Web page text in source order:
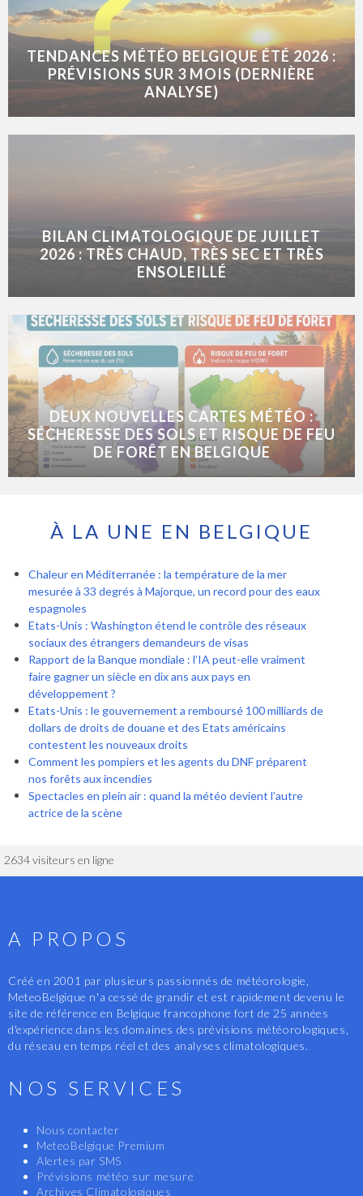
TENDANCES MÉTÉO BELGIQUE ÉTÉ 2026 :
PRÉVISIONS SUR 3 MOIS (DERNIÈRE
ANALYSE)
BILAN CLIMATOLOGIQUE DE JUILLET
2026 : TRÈS CHAUD, TRÈS SEC ET TRÈS
ENSOLEILLÉ
DEUX NOUVELLES CARTES MÉTÉO :
SÉCHERESSE DES SOLS ET RISQUE DE FEU
DE FORÊT EN BELGIQUE
À LA UNE EN BELGIQUE
Chaleur en Méditerranée : la température de la mer
mesurée à 33 degrés à Majorque, un record pour des eaux
espagnoles
Etats-Unis : Washington étend le contrôle des réseaux
sociaux des étrangers demandeurs de visas
Rapport de la Banque mondiale : l’IA peut-elle vraiment
faire gagner un siècle en dix ans aux pays en
développement ?
Etats-Unis : le gouvernement a remboursé 100 milliards de
dollars de droits de douane et des Etats américains
contestent les nouveaux droits
Comment les pompiers et les agents du DNF préparent
nos forêts aux incendies
Spectacles en plein air : quand la météo devient l’autre
actrice de la scène
2634 visiteurs en ligne
A PROPOS
Créé en 2001 par plusieurs passionnés de météorologie,
MeteoBelgique n'a cessé de grandir et est rapidement devenu le
site de référence en Belgique francophone fort de 25 années
d'expérience dans les domaines des prévisions météorologiques,
du réseau en temps réel et des analyses climatologiques.
NOS SERVICES
Nous contacter
MeteoBelgique Premium
Alertes par SMS
Prévisions météo sur mesure
Archives Climatologiques